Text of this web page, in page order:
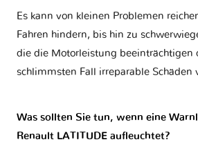
Es kann von kleinen Problemen
Fahren hindern, bis hin zu
die die Motorleistung beeinträchtigen
schlimmsten Fall irreparable Schäden
Was sollten Sie tun, wenn eine
Renault LATITUDE aufleuchtet?